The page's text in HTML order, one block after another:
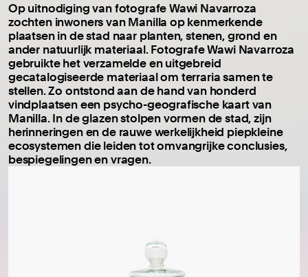
Op uitnodiging van fotografe Wawi Navarroza
zochten inwoners van Manilla op kenmerkende
plaatsen in de stad naar planten, stenen, grond en
ander natuurlijk materiaal. Fotografe Wawi Navarroza
gebruikte het verzamelde en uitgebreid
gecatalogiseerde materiaal om terraria samen te
stellen. Zo ontstond aan de hand van honderd
vindplaatsen een psycho-geografische kaart van
Manilla. In de glazen stolpen vormen de stad, zijn
herinneringen en de rauwe werkelijkheid piepkleine
ecosystemen die leiden tot omvangrijke conclusies,
bespiegelingen en vragen.